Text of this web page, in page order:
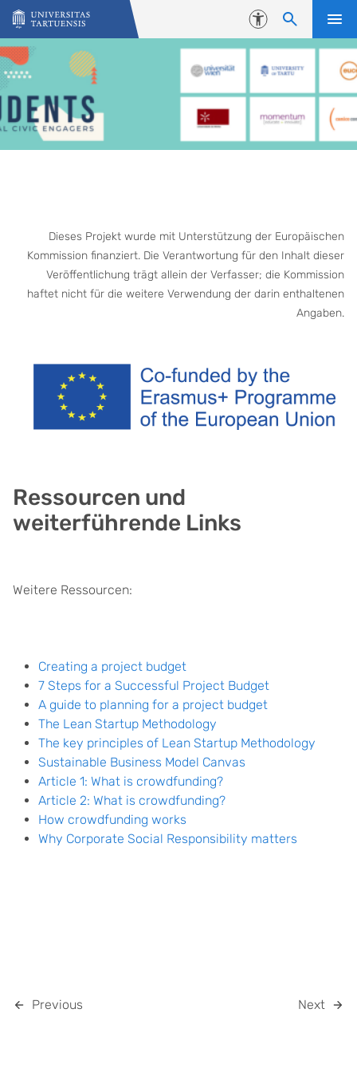
Skip to content
Accessibility
Ressourcen und
weiterführende Links
Weitere Ressourcen:
Creating a project budget
7 Steps for a Successful Project Budget
A guide to planning for a project budget
The Lean Startup Methodology
The key principles of Lean Startup Methodology
Sustainable Business Model Canvas
Article 1: What is crowdfunding?
Article 2: What is crowdfunding?
How crowdfunding works
Why Corporate Social Responsibility matters
Previous Next
Dieses Projekt wurde mit Unterstützung der Europäischen
Kommission finanziert. Die Verantwortung für den Inhalt dieser
Veröffentlichung trägt allein der Verfasser; die Kommission
haftet nicht für die weitere Verwendung der darin enthaltenen
Angaben.